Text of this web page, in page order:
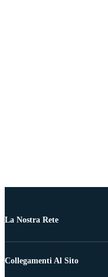
La Nostra Rete
Collegamenti Al Sito